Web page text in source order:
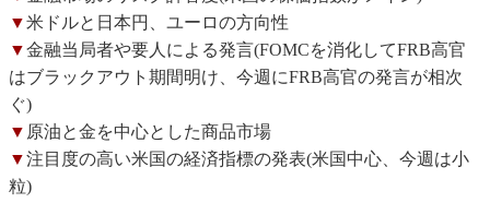
▼米ドルと日本円、ユーロの方向性
▼金融当局者や要人による発言(FOMCを消化してFRB高官
はブラックアウト期間明け、今週にFRB高官の発言が相次
ぐ)
▼ 原油と金を中心とした商品市場
▼注目度の高い米国の経済指標の発表(米国中心、今週は小
粒)